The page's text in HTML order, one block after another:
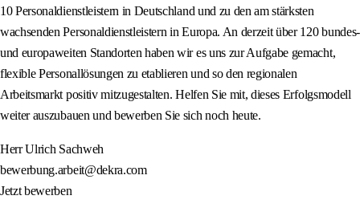
10 Personaldienstleistern in Deutschland und zu den am stärksten
wachsenden Personaldienstleistern in Europa. An derzeit über 120 bundes-
und europaweiten Standorten haben wir es uns zur Aufgabe gemacht,
flexible Personallösungen zu etablieren und so den regionalen
Arbeitsmarkt positiv mitzugestalten. Helfen Sie mit, dieses Erfolgsmodell
weiter auszubauen und bewerben Sie sich noch heute.
Herr Ulrich Sachweh
bewerbung.arbeit@dekra.com
Jetzt bewerben